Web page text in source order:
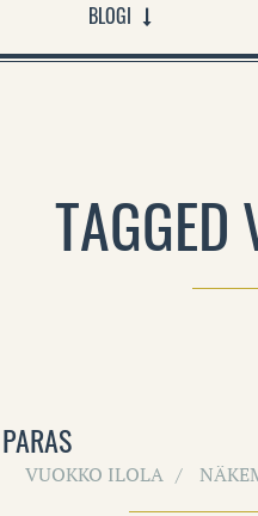
BLOGI
TAGGED
VUOKKO ILOLA